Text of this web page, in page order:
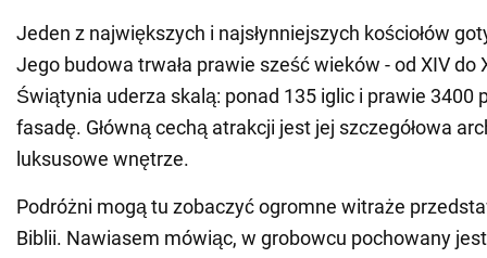
Jeden z największych i najsłynniejszych kościołów
Jego budowa trwała prawie sześć wieków - od XIV do
Świątynia uderza skalą: ponad 135 iglic i prawie 3400
fasadę. Główną cechą atrakcji jest jej szczegółowa
luksusowe wnętrze.
Podróżni mogą tu zobaczyć ogromne witraże
Biblii. Nawiasem mówiąc, w grobowcu pochowany